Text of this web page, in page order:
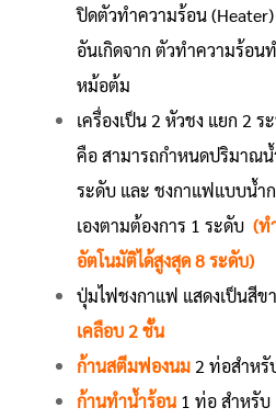
ปิดตัวทำความร้อน
อันเกิดจาก ตัวทำความร้อน
หม้อต้ม
เครื่องเป็น 2 หัวชง แยก 2
คือ สามารถกำหนดปริมาณ
ระดับ และ ชงกาแฟแบบน้ำ
เองตามต้องการ 1 ระดับ (ท
อัตโนมัติได้สูงสุด 8 ระดับ)
ปุ่มไฟชงกาแฟ แสดงเป็นสีข
เคลือบ 2 ชั้น
ก้านสตีมฟองนม 2 ท่อสำหรั
ก้านทำน้ำร้อน 1 ท่อ สำหรับ